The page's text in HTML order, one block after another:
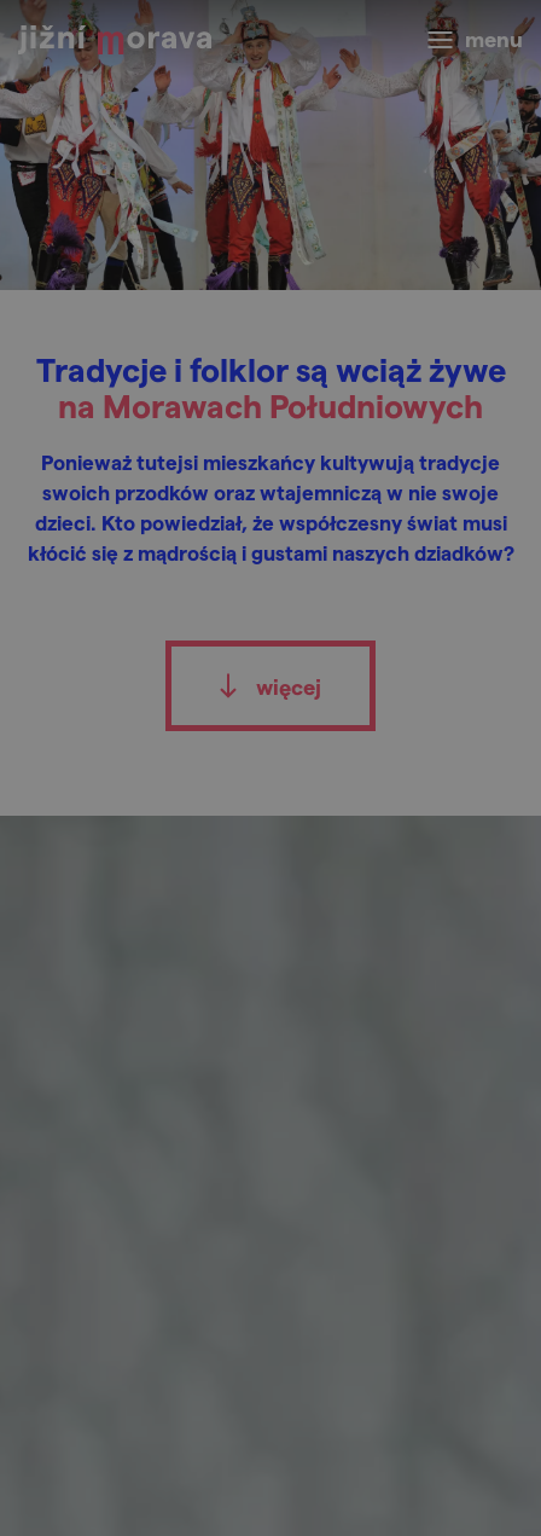
menu
Tradycje i folklor są wciąż żywe
na Morawach Południowych
Ponieważ tutejsi mieszkańcy kultywują tradycje
swoich przodków oraz wtajemniczą w nie swoje
dzieci. Kto powiedział, że współczesny świat musi
kłócić się z mądrością i gustami naszych dziadków?
więcej